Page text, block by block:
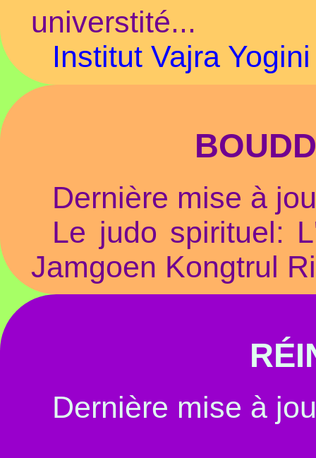
universtité...
Institut Vajra Yogini
Dernière mise à
Le judo spirituel:
Jamgoen Kongtrul
Dernière mise à